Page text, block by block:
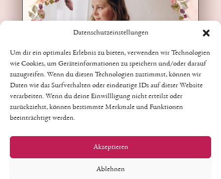
Datenschutzeinstellungen
Um dir ein optimales Erlebnis zu bieten, verwenden wir Technologien
wie Cookies, um Geräteinformationen zu speichern und/oder darauf
zuzugreifen. Wenn du diesen Technologien zustimmst, können wir
Daten wie das Surfverhalten oder eindeutige IDs auf dieser Website
verarbeiten. Wenn du deine Einwillligung nicht erteilst oder
zurückziehst, können bestimmte Merkmale und Funktionen
beeinträchtigt werden.
Akzeptieren
Ablehnen